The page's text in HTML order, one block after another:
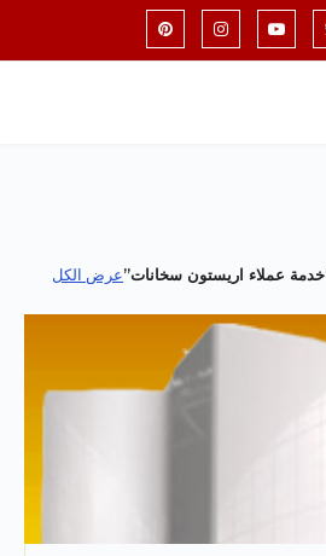
خدمة عملاء اريستون سخانات عرض الكل